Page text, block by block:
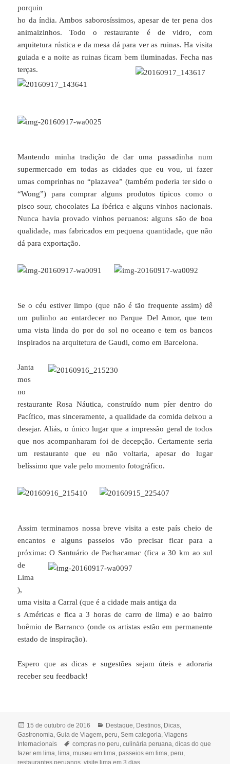
porquin
ho da índia. Ambos saborosíssimos, apesar de ter pena dos
animaizinhos. Todo o restaurante é de vidro, com
arquitetura rústica e da mesa dá para ver as ruinas. Ha visita
guiada e a noite as ruinas ficam bem iluminadas. Fecha nas
terças.
Mantendo minha tradição de dar uma passadinha num
supermercado em todas as cidades que eu vou, ui fazer
umas comprinhas no “plazavea” (também poderia ter sido o
“Wong”) para comprar alguns produtos típicos como o
pisco sour, chocolates La ibérica e alguns vinhos nacionais.
Nunca havia provado vinhos peruanos: alguns são de boa
qualidade, mas fabricados em pequena quantidade, que não
dá para exportação.
Se o céu estiver limpo (que não é tão frequente assim) dê
um pulinho ao entardecer no Parque Del Amor, que tem
uma vista linda do por do sol no oceano e tem os bancos
inspirados na arquitetura de Gaudi, como em Barcelona.
Janta
mos
no
restaurante Rosa Náutica, construído num píer dentro do
Pacífico, mas sinceramente, a qualidade da comida deixou a
desejar. Aliás, o único lugar que a impressão geral de todos
que nos acompanharam foi de decepção. Certamente seria
um restaurante que eu não voltaria, apesar do lugar
belíssimo que vale pelo momento fotográfico.
Assim terminamos nossa breve visita a este país cheio de
encantos e alguns passeios vão precisar ficar para a
próxima: O Santuário de Pachacamac (fica a 30 km ao sul
de
Lima
),
uma visita a Carral (que é a cidade mais antiga da
s Américas e fica a 3 horas de carro de lima) e ao bairro
boêmio de Barranco (onde os artistas estão em permanente
estado de inspiração).
Espero que as dicas e sugestões sejam úteis e adoraria
receber seu feedback!
Publicado
em
15 de outubro de 2016 Categorias
Destaque, Destinos, Dicas,
Gastronomia,Guia de Viagem,peru,Sem categoria,Viagens
Internacionais
Tags
compras no peru,culinária peruana,dicas do que
fazer em lima, lima,museu em lima,passeios em lima,peru,